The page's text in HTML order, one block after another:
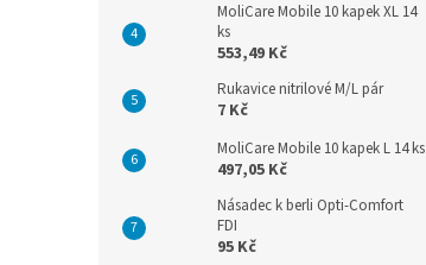
MoliCare Mobile 10 kapek XL 14
ks
553,49 Kč
Rukavice nitrilové M/L pár
7 Kč
MoliCare Mobile 10 kapek L 14 ks
497,05 Kč
Násadec k berli Opti-Comfort
FDI
95 Kč